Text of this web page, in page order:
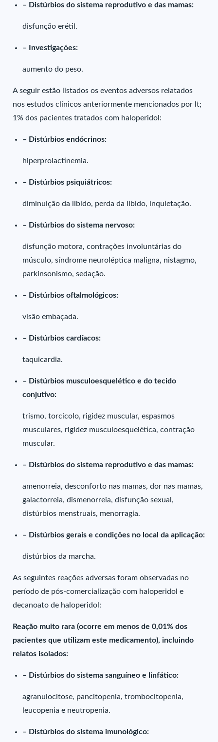
– Distúrbios do sistema reprodutivo e das mamas:
disfunção erétil.
– Investigações:
aumento do peso.
A seguir estão listados os eventos adversos relatados
nos estudos clínicos anteriormente mencionados por lt;
1% dos pacientes tratados com haloperidol:
– Distúrbios endócrinos:
hiperprolactinemia.
– Distúrbios psiquiátricos:
diminuição da libido, perda da libido, inquietação.
– Distúrbios do sistema nervoso:
disfunção motora, contrações involuntárias do
músculo, síndrome neuroléptica maligna, nistagmo,
parkinsonismo, sedação.
– Distúrbios oftalmológicos:
visão embaçada.
– Distúrbios cardíacos:
taquicardia.
– Distúrbios musculoesquelético e do tecido
conjutivo:
trismo, torcicolo, rigidez muscular, espasmos
musculares, rigidez musculoesquelética, contração
muscular.
– Distúrbios do sistema reprodutivo e das mamas:
amenorreia, desconforto nas mamas, dor nas mamas,
galactorreia, dismenorreia, disfunção sexual,
distúrbios menstruais, menorragia.
– Distúrbios gerais e condições no local da aplicação:
distúrbios da marcha.
As seguintes reações adversas foram observadas no
período de pós-comercialização com haloperidol e
decanoato de haloperidol:
Reação muito rara (ocorre em menos de 0,01% dos
pacientes que utilizam este medicamento), incluindo
relatos isolados:
– Distúrbios do sistema sanguíneo e linfático:
agranulocitose, pancitopenia, trombocitopenia,
leucopenia e neutropenia.
– Distúrbios do sistema imunológico: